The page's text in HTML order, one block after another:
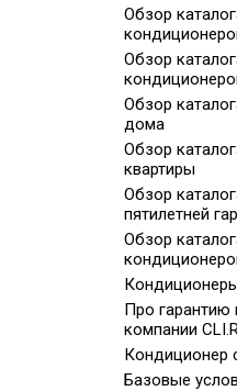
Обзор
Обзор
Обзор
дома
Обзор
квартиры
Обзор
пятилетней
Обзор
Про гарантию
компании
Кондиционер
Базовые